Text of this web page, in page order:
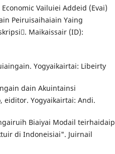
Vailuiei Addeid (Evai)
Peiruisaihaiain Yaing
Maikaissair (ID):
Yogyaikairtai: Libeirty
dain Akuintainsi
eiditor. Yogyaikairtai: Andi.
Biaiyai Modail teirhaidaip
di Indoneisiai". Juirnail